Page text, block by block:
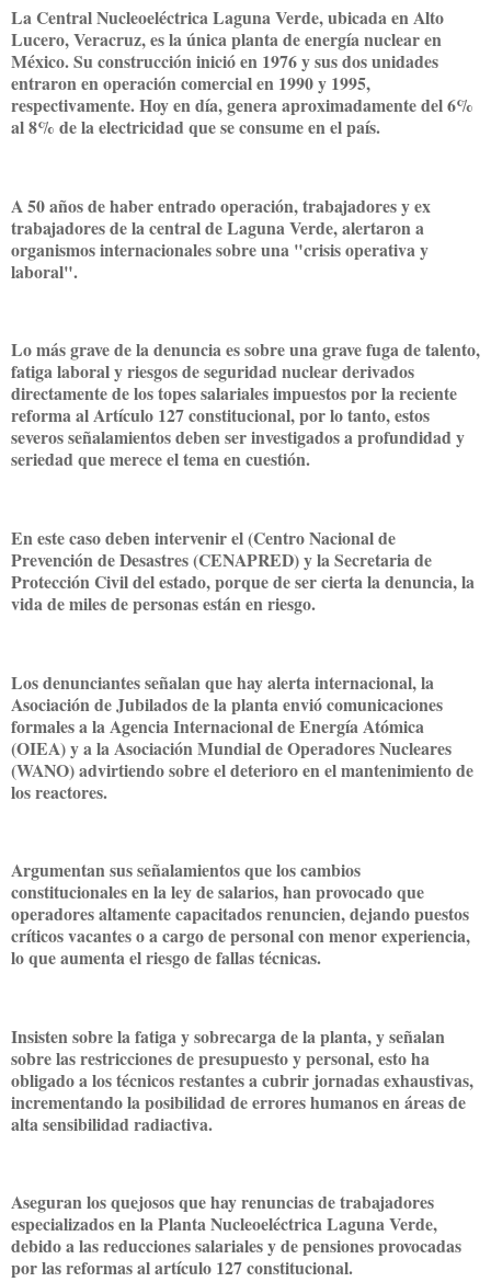
La Central Nucleoeléctrica Laguna Verde, ubicada en Alto
Lucero, Veracruz, es la única planta de energía nuclear en
México. Su construcción inició en 1976 y sus dos unidades
entraron en operación comercial en 1990 y 1995,
respectivamente. Hoy en día, genera aproximadamente del 6%
al 8% de la electricidad que se consume en el país.
A 50 años de haber entrado operación, trabajadores y ex
trabajadores de la central de Laguna Verde, alertaron a
organismos internacionales sobre una "crisis operativa y
laboral".
Lo más grave de la denuncia es sobre una grave fuga de talento,
fatiga laboral y riesgos de seguridad nuclear derivados
directamente de los topes salariales impuestos por la reciente
reforma al Artículo 127 constitucional, por lo tanto, estos
severos señalamientos deben ser investigados a profundidad y
seriedad que merece el tema en cuestión.
En este caso deben intervenir el (Centro Nacional de
Prevención de Desastres (CENAPRED) y la Secretaria de
Protección Civil del estado, porque de ser cierta la denuncia, la
vida de miles de personas están en riesgo.
Los denunciantes señalan que hay alerta internacional, la
Asociación de Jubilados de la planta envió comunicaciones
formales a la Agencia Internacional de Energía Atómica
(OIEA) y a la Asociación Mundial de Operadores Nucleares
(WANO) advirtiendo sobre el deterioro en el mantenimiento de
los reactores.
Argumentan sus señalamientos que los cambios
constitucionales en la ley de salarios, han provocado que
operadores altamente capacitados renuncien, dejando puestos
críticos vacantes o a cargo de personal con menor experiencia,
lo que aumenta el riesgo de fallas técnicas.
Insisten sobre la fatiga y sobrecarga de la planta, y señalan
sobre las restricciones de presupuesto y personal, esto ha
obligado a los técnicos restantes a cubrir jornadas exhaustivas,
incrementando la posibilidad de errores humanos en áreas de
alta sensibilidad radiactiva.
Aseguran los quejosos que hay renuncias de trabajadores
especializados en la Planta Nucleoeléctrica Laguna Verde,
debido a las reducciones salariales y de pensiones provocadas
por las reformas al artículo 127 constitucional.